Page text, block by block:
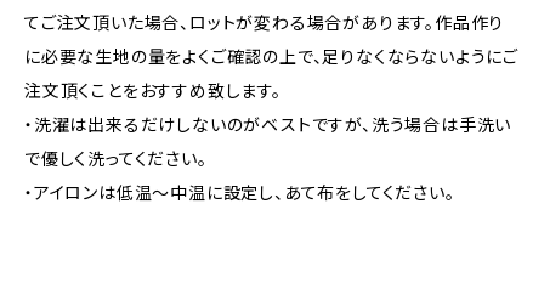
てご注文頂いた場合、ロットが変わる場合があります。作品作り
に必要な生地の量をよくご確認の上で、足りなくならないようにご
注文頂くことをおすすめ致します。
・洗濯は出来るだけしないのがベストですが、洗う場合は手洗い
で優しく洗ってください。
・アイロンは低温〜中温に設定し、あて布をしてください。